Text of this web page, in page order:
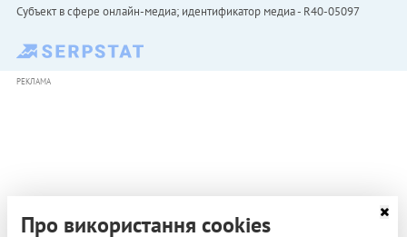
Субъект в сфере онлайн-медиа; идентификатор медиа - R40-05097
РЕКЛАМА
Про використання cookies